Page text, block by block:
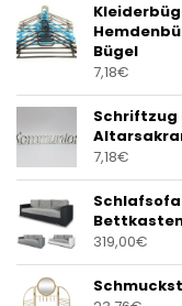
Bügel
7,18€
Schriftzug
7,18€
319,00€